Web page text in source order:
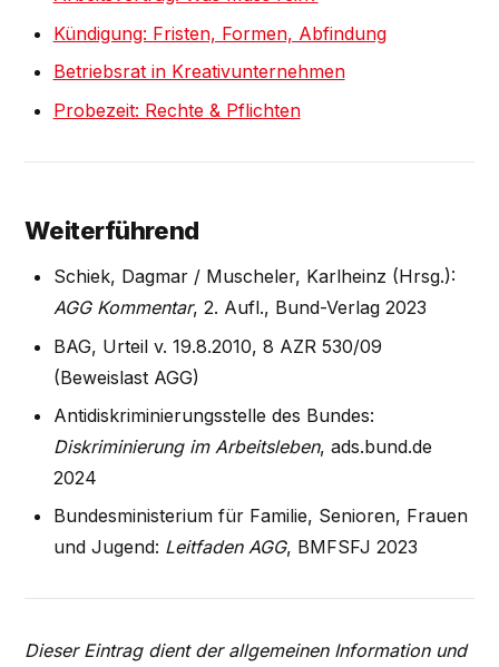
Kündigung: Fristen, Formen, Abfindung
Betriebsrat in Kreativunternehmen
Probezeit: Rechte & Pflichten
Weiterführend
Schiek, Dagmar / Muscheler, Karlheinz (Hrsg.):
AGG Kommentar, 2. Aufl., Bund-Verlag 2023
BAG, Urteil v. 19.8.2010, 8 AZR 530/09
(Beweislast AGG)
Antidiskriminierungsstelle des Bundes:
Diskriminierung im Arbeitsleben, ads.bund.de
2024
Bundesministerium für Familie, Senioren, Frauen
und Jugend: Leitfaden AGG, BMFSFJ 2023
Dieser Eintrag dient der allgemeinen Information und